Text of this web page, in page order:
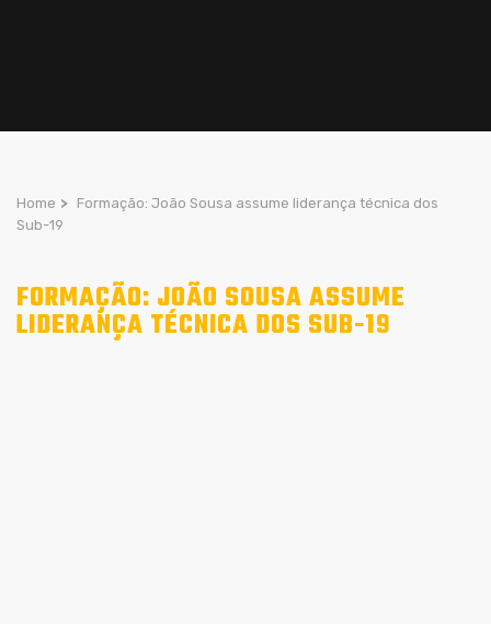
Home > Formação: João Sousa assume liderança técnica dos
Sub-19
FORMAÇÃO: JOÃO SOUSA ASSUME
LIDERANÇA TÉCNICA DOS SUB-19